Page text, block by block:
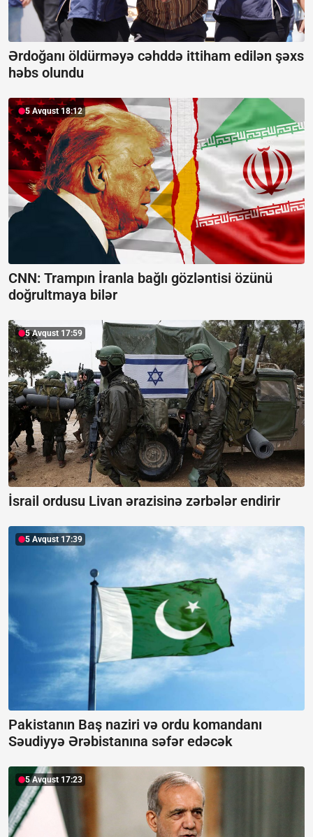
Ərdoğanı öldürməyə cəhddə ittiham edilən şəxs
həbs olundu
5 Avqust 18:12
CNN: Trampın İranla bağlı gözləntisi özünü
doğrultmaya bilər
5 Avqust 17:59
İsrail ordusu Livan ərazisinə zərbələr endirir
5 Avqust 17:39
Pakistanın Baş naziri və ordu komandanı
Səudiyyə Ərəbistanına səfər edəcək
5 Avqust 17:23